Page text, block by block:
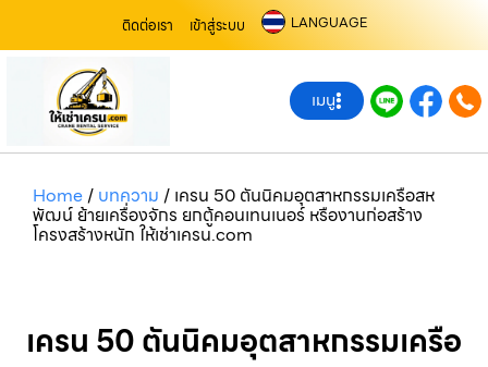
ติดต่อเรา เข้าสู่ระบบ LANGUAGE
เมนู
Home/ บทความ / เครน 50 ตันนิคมอุตสาหกรรมเครือสห
พัฒน์ ย้ายเครื่องจักร ยกตู้คอนเทนเนอร์ หรืองานก่อสร้าง
โครงสร้างหนัก ให้เช่าเครน.com
เครน 50 ตันนิคมอุตสาหกรรมเครือ